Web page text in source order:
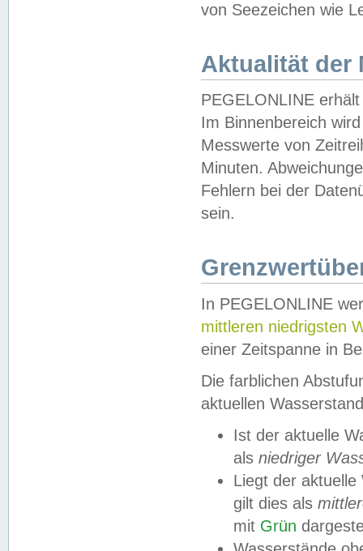
von Seezeichen wie
Aktualität der
PEGELONLINE
Im Binnenbereich
Messwerte von
Minuten.
Fehlern bei der
sein.
In PEGELONLINE
mittleren niedrigsten
einer Zeitspanne in
Die farblichen
aktuellen
Ist der aktuelle
als niedriger
Liegt der
gilt dies als
mit Grün